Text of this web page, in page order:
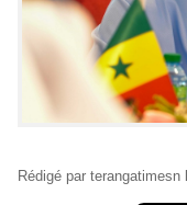
Rédigé par terangatimesn